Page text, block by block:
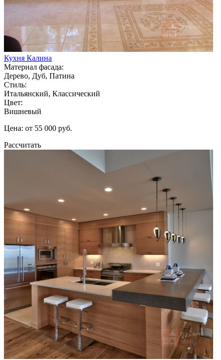
Кухня Калина
Материал фасада:
Дерево, Дуб, Патина
Стиль:
Итальянский, Классический
Цвет:
Вишневый
Цена: от 55 000 руб.
Рассчитать